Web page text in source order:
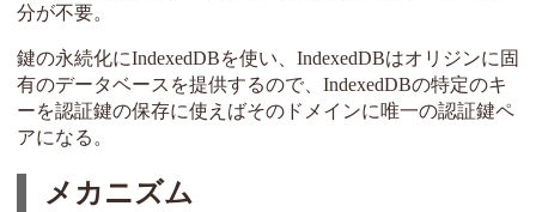
分が不要。
鍵の永続化にIndexedDBを使い、IndexedDBはオリジンに固
有のデータベースを提供するので、IndexedDBの特定のキ
ーを認証鍵の保存に使えばそのドメインに唯一の認証鍵ペ
アになる。
メカニズム